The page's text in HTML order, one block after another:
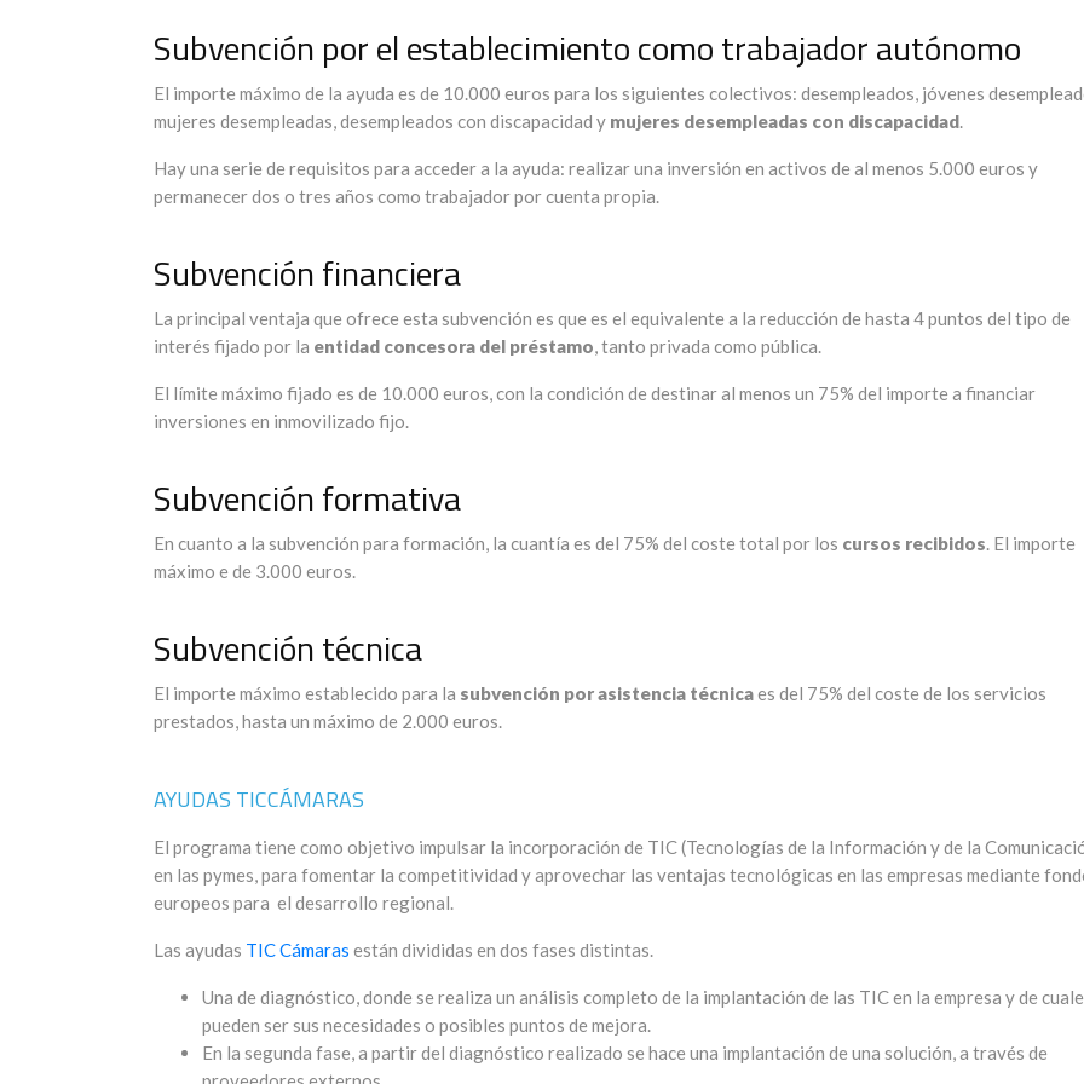
Subvención por el establecimiento como trabajador autónomo
El importe máximo de la ayuda es de 10.000 euros para los siguientes colectivos: desempleados, jóvenes
mujeres desempleadas, desempleados con discapacidad y mujeres desempleadas con discapacidad.
Hay una serie de requisitos para acceder a la ayuda: realizar una inversión en activos de al menos 5.000 euros y
permanecer dos o tres años como trabajador por cuenta propia.
Subvención financiera
La principal ventaja que ofrece esta subvención es que es el equivalente a la reducción de hasta 4 puntos del tipo de
interés fijado por la entidad concesora del préstamo, tanto privada como pública.
El límite máximo fijado es de 10.000 euros, con la condición de destinar al menos un 75% del importe a financiar
inversiones en inmovilizado fijo.
Subvención formativa
En cuanto a la subvención para formación, la cuantía es del 75% del coste total por los cursos recibidos. El importe
máximo e de 3.000 euros.
Subvención técnica
El importe máximo establecido para la subvención por asistencia técnicaes del 75% del coste de los servicios
prestados, hasta un máximo de 2.000 euros.
AYUDAS TICCÁMARAS
El programa tiene como objetivo impulsar la incorporación de TIC (Tecnologías de la Información y de la
en las pymes, para fomentar la competitividad y aprovechar las ventajas tecnológicas en las empresas mediante
europeos para el desarrollo regional.
Las ayudas TIC Cámaras están divididas en dos fases distintas.
Una de diagnóstico, donde se realiza un análisis completo de la implantación de las TIC en la empresa y de
pueden ser sus necesidades o posibles puntos de mejora.
En la segunda fase, a partir del diagnóstico realizado se hace una implantación de una solución, a través de